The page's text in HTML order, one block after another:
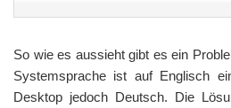
So wie es aussieht gibt es ein
Systemsprache ist auf Englisch
Desktop jedoch Deutsch. Die